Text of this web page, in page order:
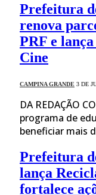
Prefeitura
renova
PRF e
Cine
CAMPINA GRANDE 3 DE
DA REDAÇÃO
programa de
beneficiar mais
Prefeitura
lança
fortalece